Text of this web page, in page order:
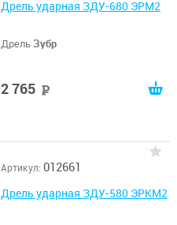
Дрель ударная ЗДУ-680 ЭРМ2
ДрельЗубр
2 765
Артикул: 012661
Дрель ударная ЗДУ-580 ЭРКМ2